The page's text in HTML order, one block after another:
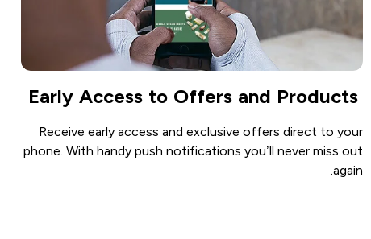
Early Access to Offers and Products
Receive early access and exclusive offers direct to your
phone. With handy push notifications you’ll never miss out
again.